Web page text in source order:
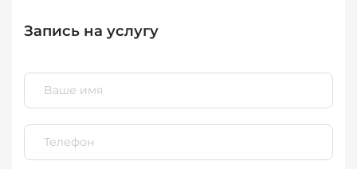
Запись на услугу